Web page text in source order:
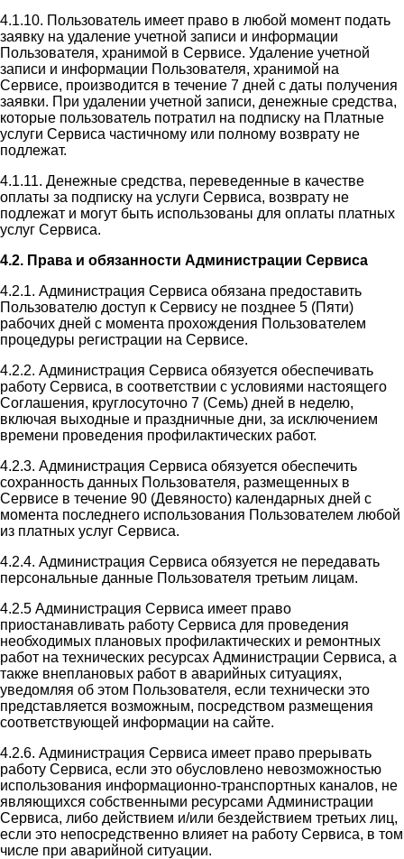
4.1.10. Пользователь имеет право в любой момент подать
заявку на удаление учетной записи и информации
Пользователя, хранимой в Сервисе. Удаление учетной
записи и информации Пользователя, хранимой на
Сервисе, производится в течение 7 дней с даты получения
заявки. При удалении учетной записи, денежные средства,
которые пользователь потратил на подписку на Платные
услуги Сервиса частичному или полному возврату не
подлежат.
4.1.11. Денежные средства, переведенные в качестве
оплаты за подписку на услуги Сервиса, возврату не
подлежат и могут быть использованы для оплаты платных
услуг Сервиса.
4.2. Права и обязанности Администрации Сервиса
4.2.1. Администрация Сервиса обязана предоставить
Пользователю доступ к Сервису не позднее 5 (Пяти)
рабочих дней с момента прохождения Пользователем
процедуры регистрации на Сервисе.
4.2.2. Администрация Сервиса обязуется обеспечивать
работу Сервиса, в соответствии с условиями настоящего
Соглашения, круглосуточно 7 (Семь) дней в неделю,
включая выходные и праздничные дни, за исключением
времени проведения профилактических работ.
4.2.3. Администрация Сервиса обязуется обеспечить
сохранность данных Пользователя, размещенных в
Сервисе в течение 90 (Девяносто) календарных дней с
момента последнего использования Пользователем любой
из платных услуг Сервиса.
4.2.4. Администрация Сервиса обязуется не передавать
персональные данные Пользователя третьим лицам.
4.2.5 Администрация Сервиса имеет право
приостанавливать работу Сервиса для проведения
необходимых плановых профилактических и ремонтных
работ на технических ресурсах Администрации Сервиса, а
также внеплановых работ в аварийных ситуациях,
уведомляя об этом Пользователя, если технически это
представляется возможным, посредством размещения
соответствующей информации на сайте.
4.2.6. Администрация Сервиса имеет право прерывать
работу Сервиса, если это обусловлено невозможностью
использования информационно-транспортных каналов, не
являющихся собственными ресурсами Администрации
Сервиса, либо действием и/или бездействием третьих лиц,
если это непосредственно влияет на работу Сервиса, в том
числе при аварийной ситуации.